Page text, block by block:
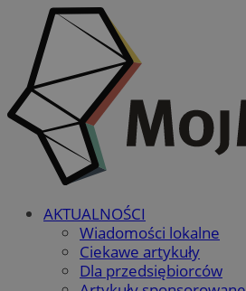
AKTUALNOŚCI
Wiadomości lokalne
Ciekawe artykuły
Dla przedsiębiorców